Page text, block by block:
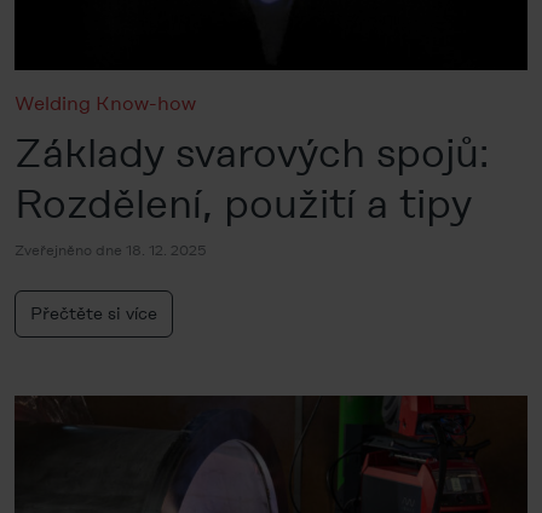
Welding Know-how
Základy svarových spojů:
Rozdělení, použití a tipy
Zveřejněno dne 18. 12. 2025
Přečtěte si více